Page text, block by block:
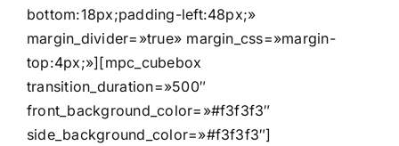
bottom:18px;padding-left:48px;»
margin_divider=»true» margin_css=»margin-
top:4px;»][mpc_cubebox
transition_duration=»500″
front_background_color=»#f3f3f3″
side_background_color=»#f3f3f3″]